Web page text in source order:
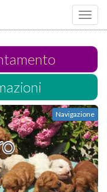
Navigazione